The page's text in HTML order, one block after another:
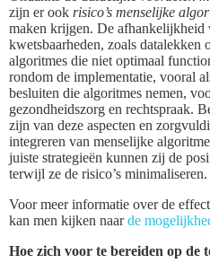
zijn er ook risico’s menselijke
maken krijgen. De afhankelijkheid
kwetsbaarheden, zoals datalekken
algoritmes die niet optimaal
rondom de implementatie, vooral
besluiten die algoritmes nemen,
gezondheidszorg en rechtspraak.
zijn van deze aspecten en
integreren van menselijke
juiste strategieën kunnen zij de
terwijl ze de risico’s minimaliseren.
Voor meer informatie over de
kan men kijken naarde
Hoe zich voor te bereiden op de